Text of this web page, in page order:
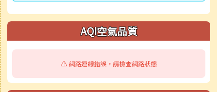
AQI空氣品質
⚠️ 網路連線錯誤，請檢查網路狀態